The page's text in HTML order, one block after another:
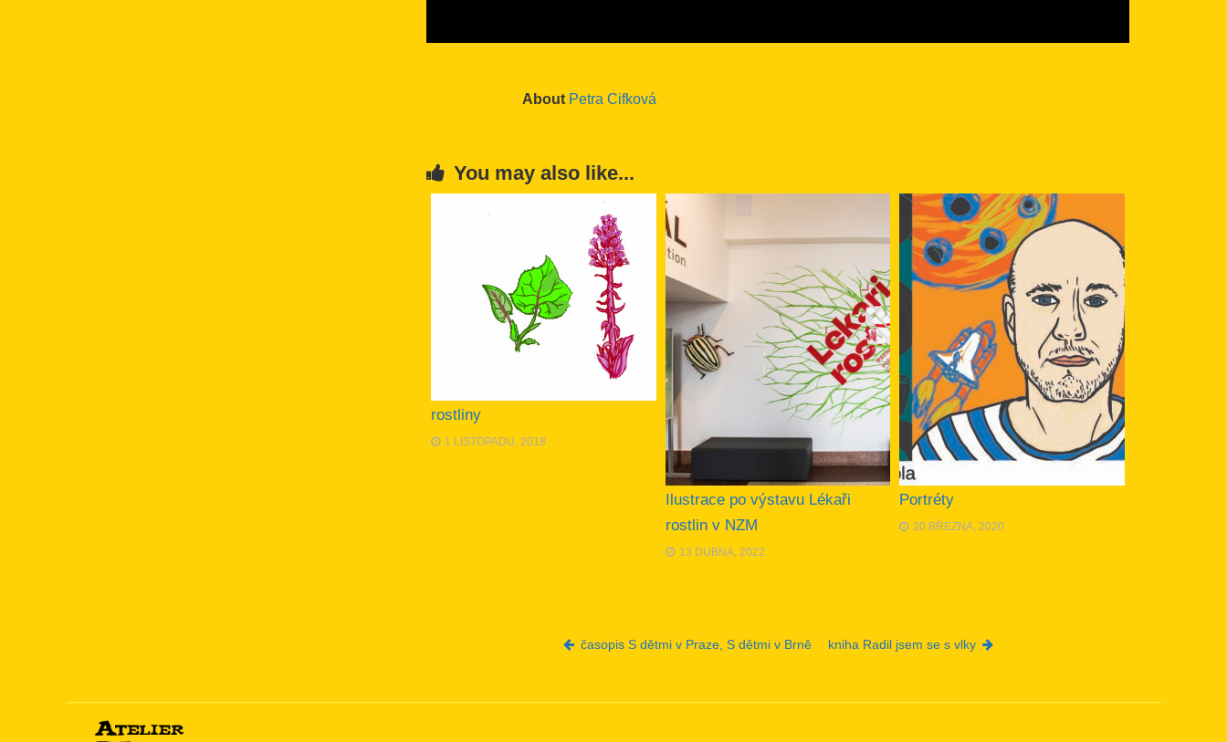
About Petra Cifková
You may also like...
rostliny
1 LISTOPADU, 2018
Ilustrace po výstavu Lékaři
rostlin v NZM
13 DUBNA, 2022
Portréty
20 BŘEZNA, 2020
Post navigationčasopis S dětmi v Praze, S dětmi v Brně kniha Radil jsem se s vlky